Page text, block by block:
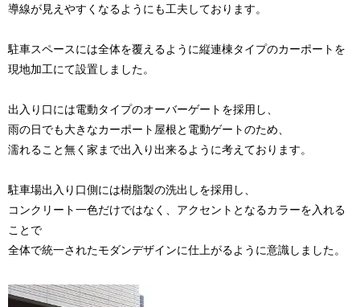
導線が見えやすくなるようにも工夫しております。
駐車スペースには全体を覆えるように縦連棟タイプのカーポートを
現地加工にて設置しました。
出入り口には電動タイプのオーバーゲートを採用し、
雨の日でも大きなカーポート屋根と電動ゲートのため、
濡れること無く家まで出入り出来るように考えております。
駐車場出入り口側には樹脂製の洗出しを採用し、
コンクリート一色だけではなく、アクセントとなるカラーを入れる
ことで
全体で統一されたモダンデザインに仕上がるように意識しました。